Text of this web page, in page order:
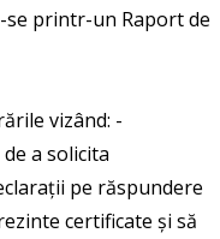
se printr-un Raport de
vizând: -
a solicita
pe răspundere
certificate și să